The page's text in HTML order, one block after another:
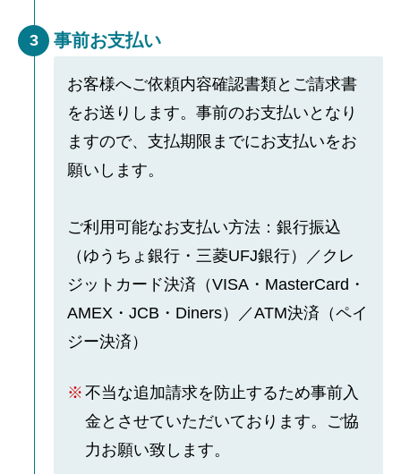
3 事前お支払い
お客様へご依頼内容確認書類とご請求書
をお送りします。事前のお支払いとなり
ますので、支払期限までにお支払いをお
願いします。
ご利用可能なお支払い方法：銀行振込
（ゆうちょ銀行・三菱UFJ銀行）／クレ
ジットカード決済（VISA・MasterCard・
AMEX・JCB・Diners）／ATM決済（ペイ
ジー決済）
不当な追加請求を防止するため事前入
金とさせていただいております。ご協
力お願い致します。